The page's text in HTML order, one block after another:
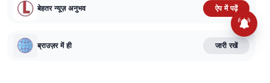
TERMS AND CONDITIONS
CORRECTIONS POLICY
FACT CHECKING POLICY
Lagatar Media Pvt. Ltd.
बेहतर न्यूज़ अनुभव ऐप में पढ़ें
ब्राउज़र में ही जारी रखें